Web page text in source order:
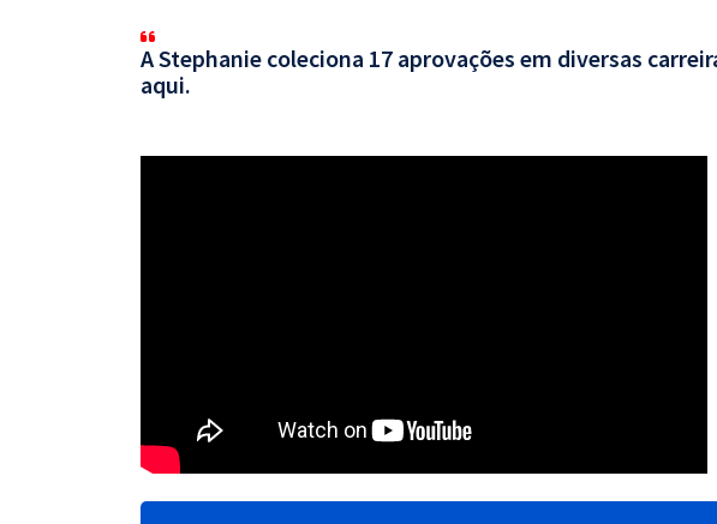
A Stephanie coleciona 17 aprovações em diversas
aqui.